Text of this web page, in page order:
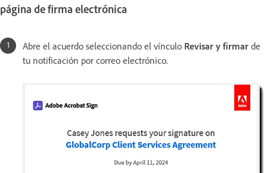
página de firma electrónica
Abre el acuerdo seleccionando el vínculo Revisar y firmar de
tu notificación por correo electrónico.